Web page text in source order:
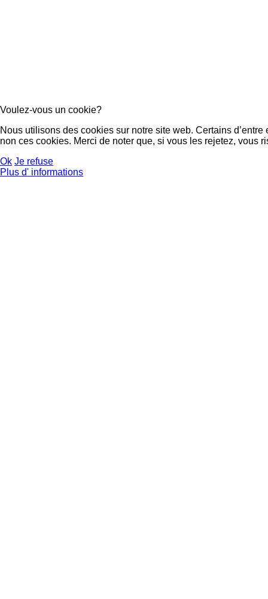
Voulez-vous un cookie?
Nous utilisons des cookies sur notre site web. Certains
non ces cookies. Merci de noter que, si vous les rejetez, vous
Ok Je refuse
Plus d' informations